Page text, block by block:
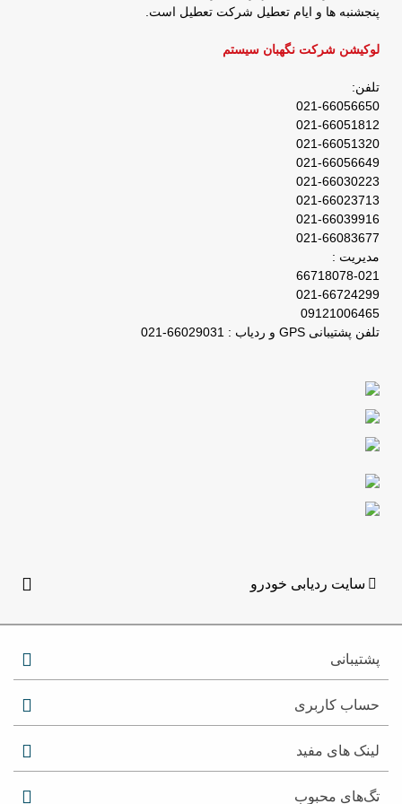
پنجشنبه ها و ایام تعطیل شرکت تعطیل است.
لوکیشن شرکت نگهبان سیستم
تلفن:
021-66056650
021-66051812
021-66051320
021-66056649
021-66030223
021-66023713
021-66039916
021-66083677
مدیریت :
66718078-021
021-66724299
09121006465
تلفن پشتیبانی GPS و ردیاب : 66029031-021
سایت ردیابی خودرو
پشتیبانی
حساب کاربری
لینک های مفید
تگ‌های محبوب